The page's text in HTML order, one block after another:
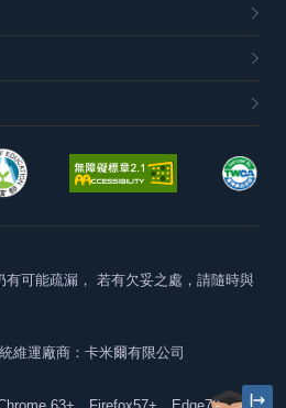
可能疏漏， 若有欠妥之處，請隨時與
統維運廠商：卡米爾有限公司